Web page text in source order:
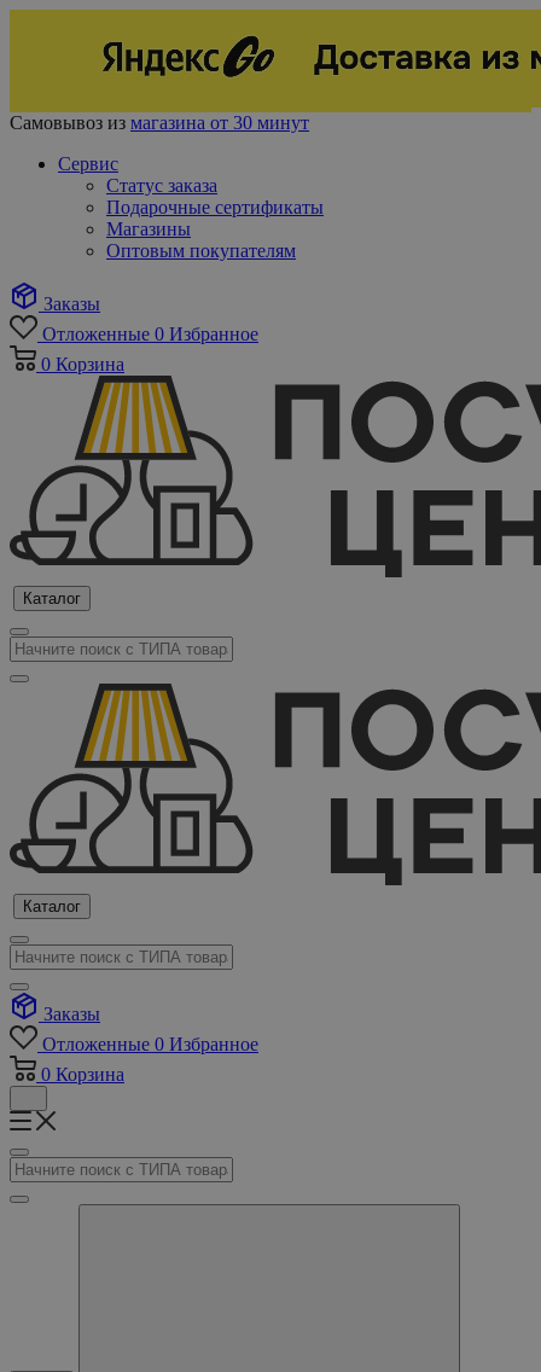
Самовывоз из магазина от 30 минут
Сервис
Статус заказа
Подарочные сертификаты
Магазины
Оптовым покупателям
Заказы
Отложенные 0 Избранное
0 Корзина
Каталог
Каталог
Заказы
Отложенные 0 Избранное
0 Корзина